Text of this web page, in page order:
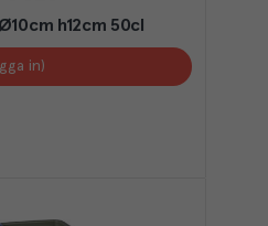
h12cm 50cl
in)